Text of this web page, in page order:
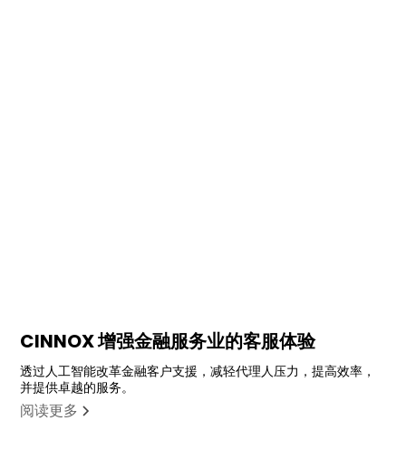
CINNOX 增强金融服务业的客服体验
透过人工智能改革金融客户支援，减轻代理人压力，提高效率，
并提供卓越的服务。
阅读更多